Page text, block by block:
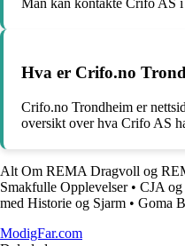
Hva er Crifo.no
Crifo.no Trondheim er
oversikt over hva Crifo AS
Alt Om REMA Dragvoll og
Smakfulle Opplevelser• CJA
med Historie og Sjarm • Goma
ModigFar.com